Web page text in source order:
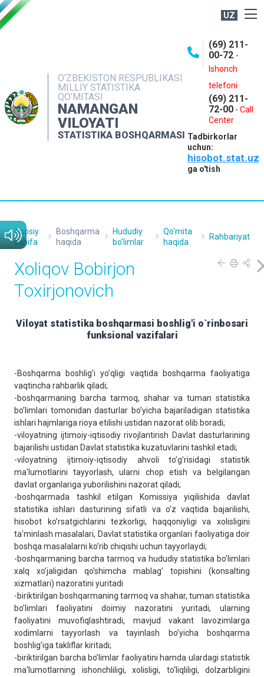
UZ
O‘ZBEKISTON RESPUBLIKASI
MILLIY STATISTIKA
QO‘MITASI
NAMANGAN
VILOYATI
STATISTIKA BOSHQARMASI
(69) 211-
00-72 -
Ishonch
telefoni
(69) 211-
72-00 - Call
Center
Tadbirkorlar
uchun:
hisobot.stat.uz
ga o'tish
NASHRLAR
INTERAKTIV XIZMATLAR
MATBUOT XIZMATI
MUROJAATLAR
Asosiy
sahifa
Boshqarma
haqida
Hududiy
bo'limlar
Qo'mita
haqida
Rahbariyat
Xoliqov Bobirjon
Toxirjonovich
Viloyat statistika boshqarmasi boshlig'i o`rinbosari
funksional vazifalari
-Boshqarma boshlig’i yo’qligi vaqtida boshqarma faoliyatiga
vaqtincha rahbarlik qiladi;
-boshqarmaning barcha tarmoq, shahar va tuman statistika
bo’limlari tomonidan dasturlar bo’yicha bajariladigan statistika
ishlari hajmlariga rioya etilishi ustidan nazorat olib boradi;
-viloyatning ijtimoiy-iqtisodiy rivojlantirish Davlat dasturlarining
bajarilishi ustidan Davlat statistika kuzatuvlarini tashkil etadi;
-viloyatning ijtimoiy-iqtisodiy ahvoli to’g’risidagi statistik
ma'lumotlarini tayyorlash, ularni chop etish va bеlgilangan
davlat organlariga yuborilishini nazorat qiladi;
-boshqarmada tashkil etilgan Komissiya yiqilishida davlat
statistika ishlari dasturining sifatli va o’z vaqtida bajarilishi,
hisobot ko’rsatgichlarini tеzkorligi, haqqoniyligi va xolisligini
ta'minlash masalalari, Davlat statistika organlari faoliyatiga doir
boshqa masalalarni ko’rib chiqishi uchun tayyorlaydi;
-boshqarmaning barcha tarmoq va hududiy statistika bo’limlari
xalq xo’jaligidan qo’shimcha mablag’ topishini (konsalting
xizmatlari) nazoratini yuritadi
-biriktirilgan boshqarmaning tarmoq va shahar, tuman statistika
bo’limlari faoliyatini doimiy nazoratini yuritadi, ularning
faoliyatini muvofiqlashtiradi, mavjud vakant lavozimlarga
xodimlarni tayyorlash va tayinlash bo’yicha boshqarma
boshlig’iga takliflar kiritadi;
-biriktirilgan barcha bo’limlar faoliyatini hamda ulardagi statistik
ma'lumotlarning ishonchliligi, xolisligi, to‘liqliligi, dolzarbligini